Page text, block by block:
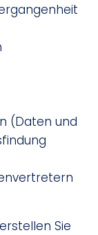
(Daten und
Sie